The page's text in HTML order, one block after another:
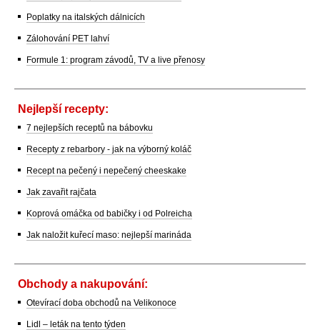
Poplatky na italských dálnicích
Zálohování PET lahví
Formule 1: program závodů, TV a live přenosy
Nejlepší recepty:
7 nejlepších receptů na bábovku
Recepty z rebarbory - jak na výborný koláč
Recept na pečený i nepečený cheeskake
Jak zavařit rajčata
Koprová omáčka od babičky i od Polreicha
Jak naložit kuřecí maso: nejlepší marináda
Obchody a nakupování:
Otevírací doba obchodů na Velikonoce
Lidl – leták na tento týden